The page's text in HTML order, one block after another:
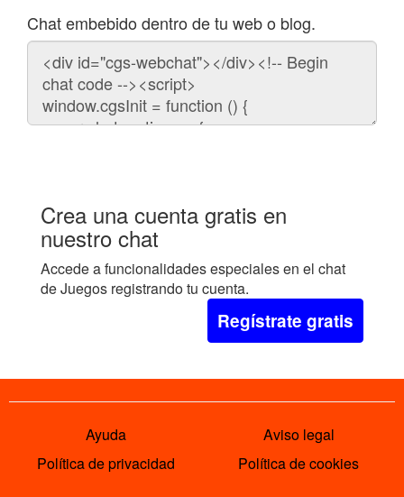
Chat embebido dentro de tu web o blog.
Código
para
embeber
chat
Crea una cuenta gratis en
nuestro chat
Accede a funcionalidades especiales en el chat
de Juegos registrando tu cuenta.
Regístrate gratis
Ayuda
Aviso legal
Política de privacidad
Política de cookies